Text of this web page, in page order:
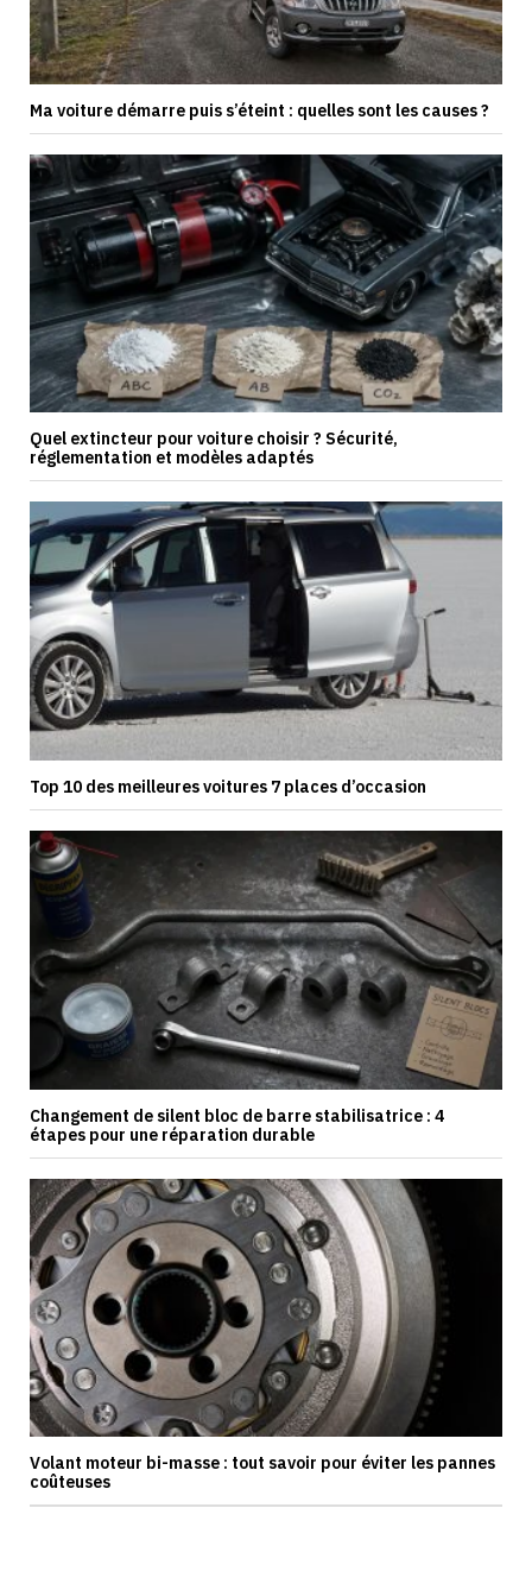
Ma voiture démarre puis s’éteint : quelles sont les causes ?
Quel extincteur pour voiture choisir ? Sécurité,
réglementation et modèles adaptés
Top 10 des meilleures voitures 7 places d’occasion
Changement de silent bloc de barre stabilisatrice : 4
étapes pour une réparation durable
Volant moteur bi-masse : tout savoir pour éviter les pannes
coûteuses